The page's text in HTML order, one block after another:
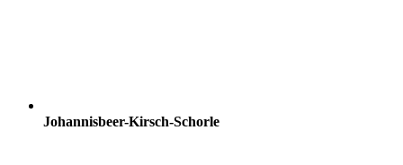
Johannisbeer-Kirsch-Schorle